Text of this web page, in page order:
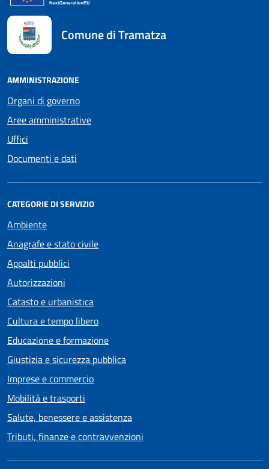
Comune di Tramatza
AMMINISTRAZIONE
Organi di governo
Aree amministrative
Uffici
Documenti e dati
CATEGORIE DI SERVIZIO
Ambiente
Anagrafe e stato civile
Appalti pubblici
Autorizzazioni
Catasto e urbanistica
Cultura e tempo libero
Educazione e formazione
Giustizia e sicurezza pubblica
Imprese e commercio
Mobilità e trasporti
Salute, benessere e assistenza
Tributi, finanze e contravvenzioni